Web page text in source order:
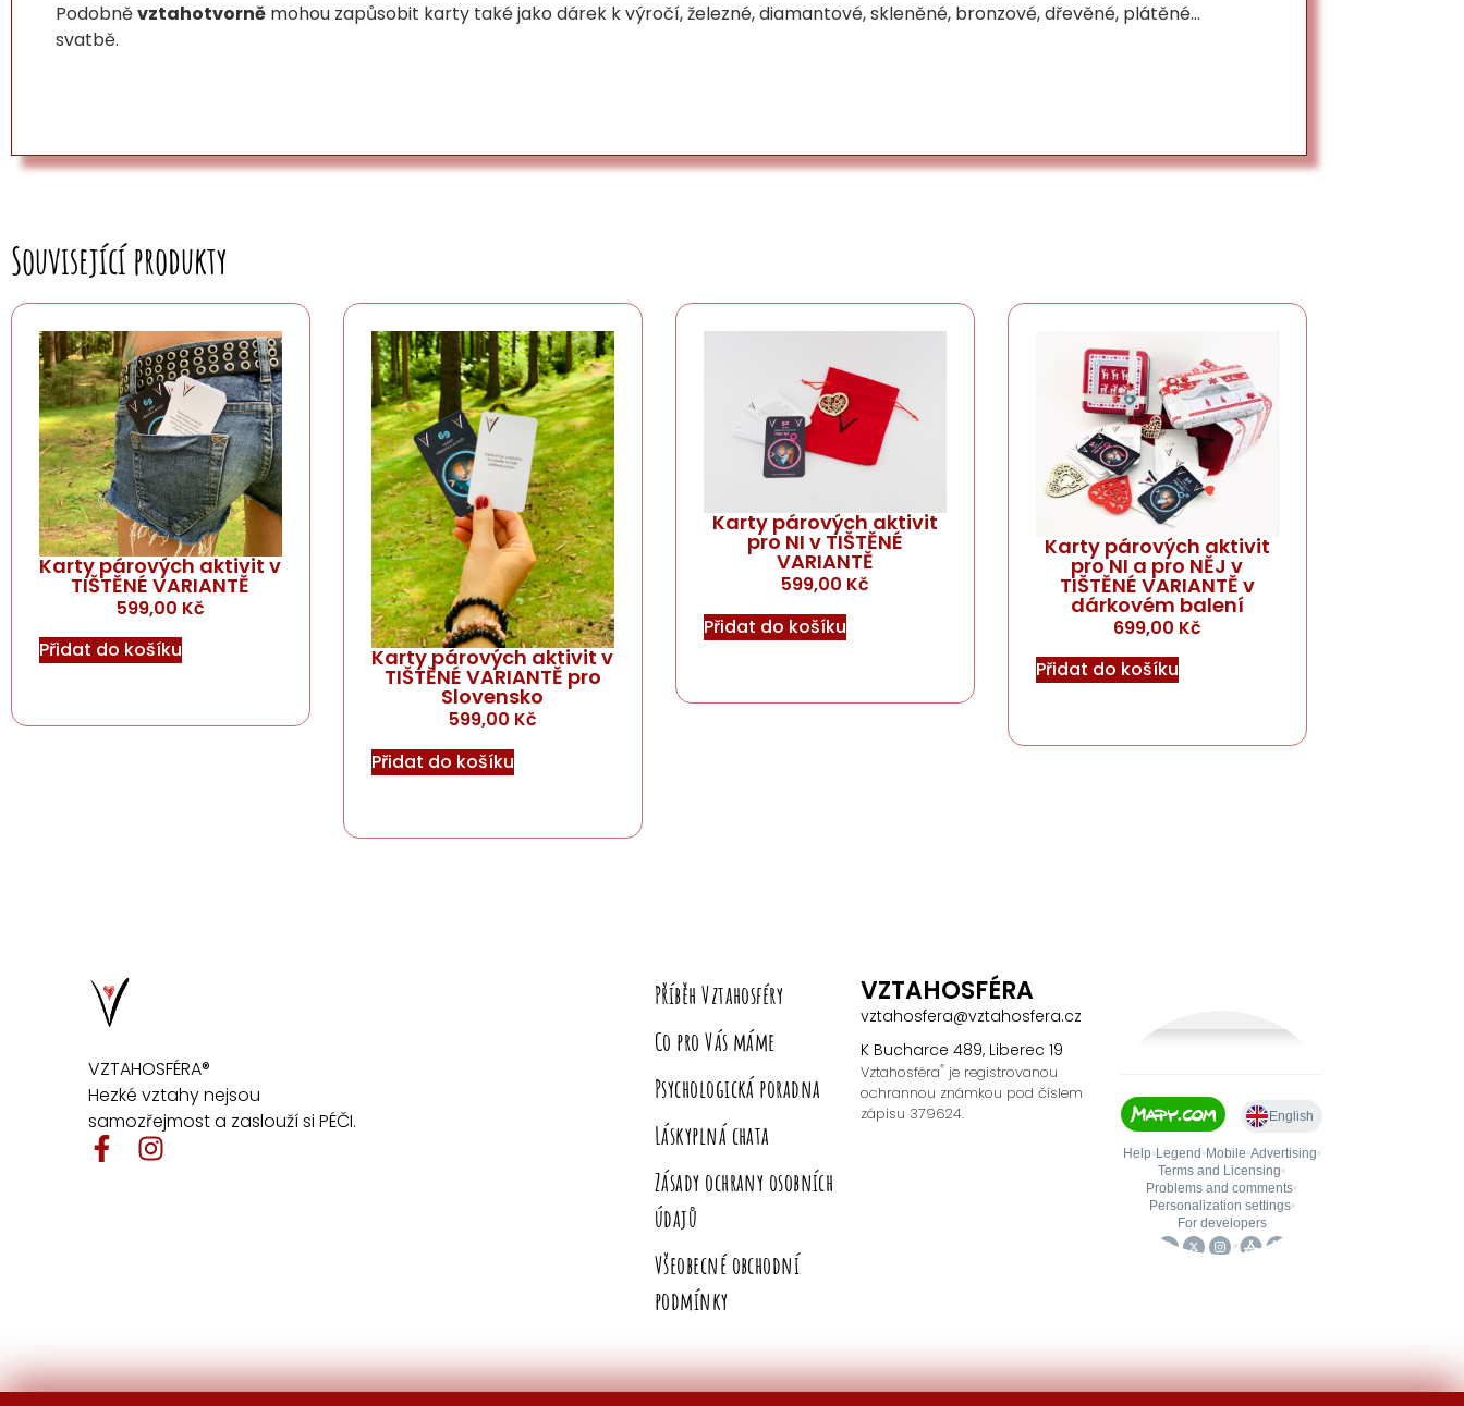
Podobněvztahotvorně mohou zapůsobit karty také jako dárek k výročí, železné, diamantové, skleněné, bronzové, dřevěné, plátěné…
svatbě.
Související produkty
Karty párových aktivit v
TIŠTĚNÉ VARIANTĚ
599,00 Kč
Přidat do košíku
Karty párových aktivit v
TIŠTĚNÉ VARIANTĚ pro
Slovensko
599,00 Kč
Přidat do košíku
Karty párových aktivit
pro NI v TIŠTĚNÉ
VARIANTĚ
599,00 Kč
Přidat do košíku
Karty párových aktivit
pro NI a pro NĚJ v
TIŠTĚNÉ VARIANTĚ v
dárkovém balení
699,00 Kč
Přidat do košíku
VZTAHOSFÉRA®
Hezké vztahy nejsou
samozřejmost a zaslouží si PÉČI.
Příběh Vztahosféry
Co pro Vás máme
Psychologická poradna
Láskyplná chata
Zásady ochrany osobních
údajů
Všeobecné obchodní
podmínky
VZTAHOSFÉRA
vztahosfera@vztahosfera.cz
K Bucharce 489, Liberec 19
Vztahosféra® je registrovanou
ochrannou známkou pod číslem
zápisu 379624.